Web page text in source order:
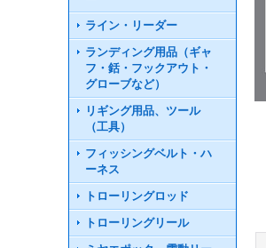
ライン・リーダー
ランディング用品（ギャ
フ・銛・フックアウト・
グローブなど）
リギング用品、ツール
（工具）
フィッシングベルト・ハ
ーネス
トローリングロッド
トローリングリール